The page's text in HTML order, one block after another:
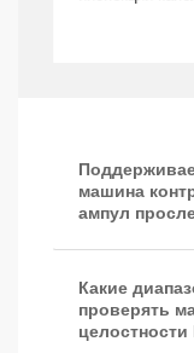
машина
ампул
Какие
проверять
целостности